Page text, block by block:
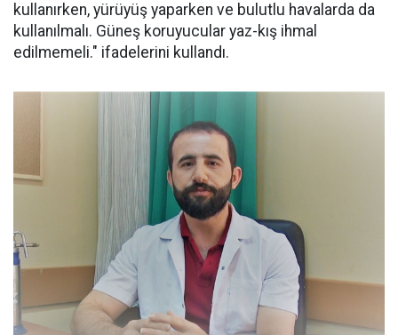
kullanırken, yürüyüş yaparken ve bulutlu havalarda da
kullanılmalı. Güneş koruyucular yaz-kış ihmal
edilmemeli." ifadelerini kullandı.